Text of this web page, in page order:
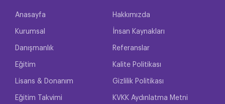
Anasayfa
Kurumsal
Danışmanlık
Eğitim
Lisans & Donanım
Eğitim Takvimi
Hakkımızda
İnsan Kaynakları
Referanslar
Kalite Politikası
Gizlilik Politikası
KVKK Aydınlatma Metni